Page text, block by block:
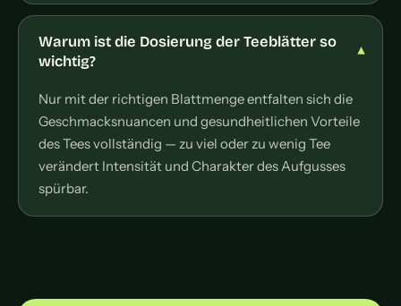
Warum ist die Dosierung der Teeblätter so
wichtig?
Nur mit der richtigen Blattmenge entfalten sich die
Geschmacksnuancen und gesundheitlichen Vorteile
des Tees vollständig — zu viel oder zu wenig Tee
verändert Intensität und Charakter des Aufgusses
spürbar.